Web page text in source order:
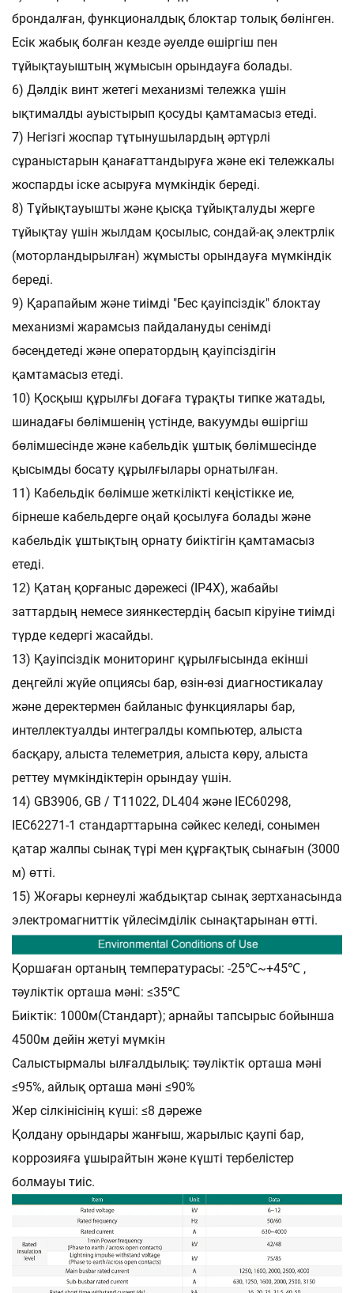
брондалған, функционалдық блоктар толық бөлінген.
Есік жабық болған кезде әуелде өшіргіш пен
тұйықтауыштың жұмысын орындауға болады.
6) Дәлдік винт жетегі механизмі тележка үшін
ықтималды ауыстырып қосуды қамтамасыз етеді.
7) Негізгі жоспар тұтынушылардың әртүрлі
сұраныстарын қанағаттандыруға және екі тележкалы
жоспарды іске асыруға мүмкіндік береді.
8) Тұйықтауышты және қысқа тұйықталуды жерге
тұйықтау үшін жылдам қосылыс, сондай-ақ электрлік
(моторландырылған) жұмысты орындауға мүмкіндік
береді.
9) Қарапайым және тиімді "Бес қауіпсіздік" блоктау
механизмі жарамсыз пайдалануды сенімді
бәсеңдетеді және оператордың қауіпсіздігін
қамтамасыз етеді.
10) Қосқыш құрылғы доғаға тұрақты типке жатады,
шинадағы бөлімшенің үстінде, вакуумды өшіргіш
бөлімшесінде және кабельдік ұштық бөлімшесінде
қысымды босату құрылғылары орнатылған.
11) Кабельдік бөлімше жеткілікті кеңістікке ие,
бірнеше кабельдерге оңай қосылуға болады және
кабельдік ұштықтың орнату биіктігін қамтамасыз
етеді.
12) Қатаң қорғаныс дәрежесі (IP4X), жабайы
заттардың немесе зиянкестердің басып кіруіне тиімді
түрде кедергі жасайды.
13) Қауіпсіздік мониторинг құрылғысында екінші
деңгейлі жүйе опциясы бар, өзін-өзі диагностикалау
және деректермен байланыс функциялары бар,
интеллектуалды интегралды компьютер, алыста
басқару, алыста телеметрия, алыста көру, алыста
реттеу мүмкіндіктерін орындау үшін.
14) GB3906, GB / T11022, DL404 және IEC60298,
IEC62271-1 стандарттарына сәйкес келеді, сонымен
қатар жалпы сынақ түрі мен құрғақтық сынағын (3000
м) өтті.
15) Жоғары кернеулі жабдықтар сынақ зертханасында
электромагниттік үйлесімділік сынақтарынан өтті.
Қоршаған ортаның температурасы: -25℃~+45℃ ,
тәуліктік орташа мәні: ≤35℃
Биіктік: 1000м(Стандарт); арнайы тапсырыс бойынша
4500м дейін жетуі мүмкін
Салыстырмалы ылғалдылық: тәуліктік орташа мәні
≤95%, айлық орташа мәні ≤90%
Жер сілкінісінің күші: ≤8 дәреже
Қолдану орындары жанғыш, жарылыс қаупі бар,
коррозияға ұшырайтын және күшті тербелістер
болмауы тиіс.